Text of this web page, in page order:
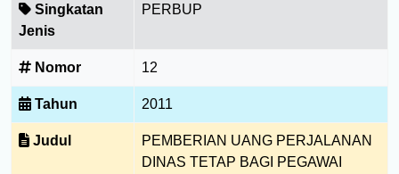
Singkatan
Jenis
PERBUP
Nomor 12
Tahun 2011
Judul
PEMBERIAN UANG PERJALANAN
DINAS TETAP BAGI PEGAWAI